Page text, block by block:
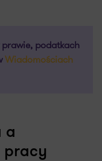
podatkach
Wiadomościach
a
pracy